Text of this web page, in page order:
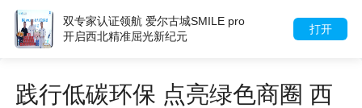
打开
城SMILE pro
涝河桥红色演绎现场
情小战士演员擦泪递
践行低碳环保 点亮绿色商圈 西